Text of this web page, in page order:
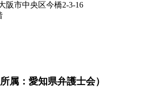
阪市中央区今橋2-3-16
所属：愛知県弁護士会）